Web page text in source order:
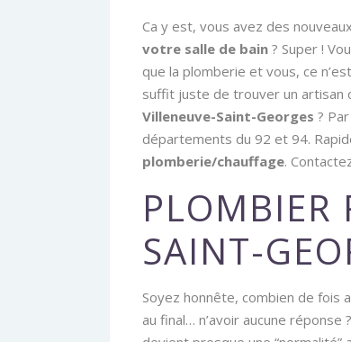
Ca y est, vous avez des
votre salle de bain ? Super !
que la plomberie et vous, ce
suffit juste de trouver un artisan
Villeneuve-Saint-Georges ?
départements du 92 et 94.
plomberie/chauffage.
PLOMBIER
SAINT-
Soyez honnête, combien de
au final… n’avoir aucune